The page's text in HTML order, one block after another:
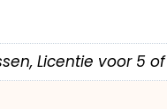
Licentie voor 5